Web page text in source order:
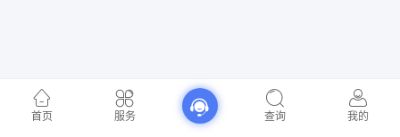
首页 服务 查询 我的